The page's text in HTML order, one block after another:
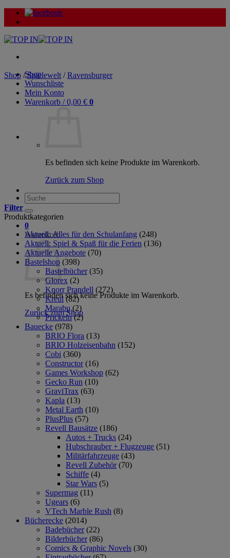
Zum
Inhalt
Shop
Wunschliste
Mein Konto
Warenkorb /0,00 € 0
Es befinden sich keine Produkte im Warenkorb.
Zurück zum Shop
Suche
nach:
0
Warenkorb
Es befinden sich keine Produkte im Warenkorb.
Zurück zum Shop
Shop / Spielewelt / Ravensburger
Filter
Produktkategorien
Aktuell: Alles für den Schulanfang (248)
Aktuell: Spiel & Spaß für die Ferien (136)
Aktuelle Angebote (70)
Bastelshop (398)
Bastelbücher (35)
Glorex (2)
Knorr Prandell (272)
Kreul (82)
Marabu (2)
Prickeln (2)
Bauecke (978)
BRIO Flora (13)
BRIO Holzeisenbahn (152)
Cobi (360)
Constructor (16)
Games Workshop (62)
Gecko Run (10)
GraviTrax (63)
Kapla (13)
Metal Earth (10)
PlusPlus (57)
Revell Bausätze (186)
Autos + Trucks (24)
Hubschrauber + Flugzeuge (51)
Militärfahrzeuge (43)
Revell Zubehör (70)
Schiffe (4)
Star Wars (5)
Supermag (11)
Ugears (6)
VTech Marble Rush (8)
Bücherecke (2014)
Badebücher (22)
Bilderbücher (86)
Comics & Graphic Novels (30)